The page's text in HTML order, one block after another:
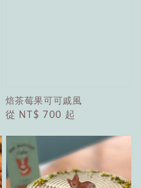
焙茶莓果可可戚風
Regular
從 NT$ 700 起